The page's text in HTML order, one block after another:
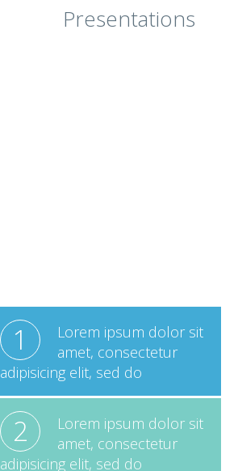
Presentations
1
Lorem ipsum dolor sit
amet, consectetur
adipisicing elit, sed do
2
Lorem ipsum dolor sit
amet, consectetur
adipisicing elit, sed do